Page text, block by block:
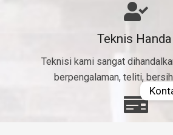
Teknis
Teknisi kami sangat
berpengalaman, teliti,